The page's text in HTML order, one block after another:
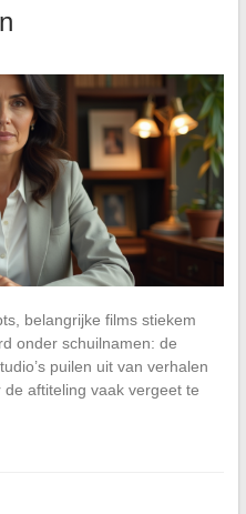
belangrijke films stiekem
onder schuilnamen: de
puilen uit van verhalen
aftiteling vaak vergeet te